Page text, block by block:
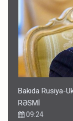
Bakıda Rusiya-
RƏSMİ
09:24